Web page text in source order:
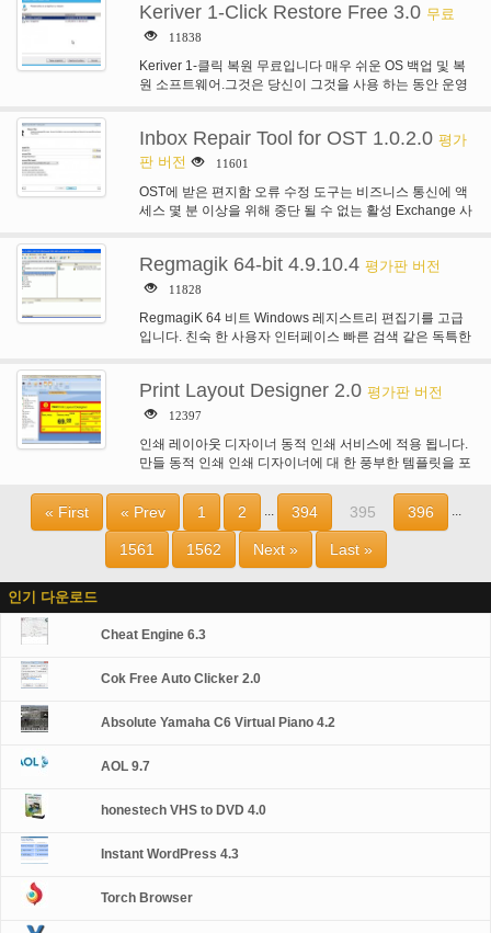
Keriver 1-Click Restore Free 3.0 무료
11838
Keriver 1-클릭 복원 무료입니다 매우 쉬운 OS 백업 및 복
원 소프트웨어.그것은 당신이 그것을 사용 하는 동안 운영
Inbox Repair Tool for OST 1.0.2.0 평가
판 버전
11601
OST에 받은 편지함 오류 수정 도구는 비즈니스 통신에 액
세스 몇 분 이상을 위해 중단 될 수 없는 활성 Exchange 사
Regmagik 64-bit 4.9.10.4 평가판 버전
11828
RegmagiK 64 비트 Windows 레지스트리 편집기를 고급
입니다. 친숙 한 사용자 인터페이스 빠른 검색 같은 독특한
Print Layout Designer 2.0 평가판 버전
12397
인쇄 레이아웃 디자이너 동적 인쇄 서비스에 적용 됩니다.
만들 동적 인쇄 인쇄 디자이너에 대 한 풍부한 템플릿을 포
« First « Prev 1 2 ... 394 395 396 ...
1561 1562 Next » Last »
인기 다운로드
Cheat Engine 6.3
Cok Free Auto Clicker 2.0
Absolute Yamaha C6 Virtual Piano 4.2
AOL 9.7
honestech VHS to DVD 4.0
Instant WordPress 4.3
Torch Browser